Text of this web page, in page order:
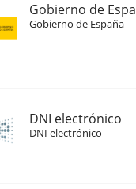
Gobierno de
Gobierno de España
DNI electrónico
DNI electrónico